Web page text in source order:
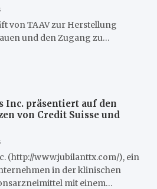
von TAAV zur Herstellung
und den Zugang zu…
Inc. präsentiert auf den
von Credit Suisse und
(http://www.jubilanttx.com/), ein
in der klinischen
mit einem…